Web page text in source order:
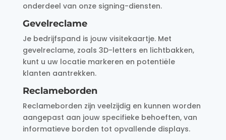
onderdeel van onze signing-diensten.
Gevelreclame
Je bedrijfspand is jouw visitekaartje. Met
gevelreclame, zoals 3D-letters en lichtbakken,
kunt u uw locatie markeren en potentiële
klanten aantrekken.
Reclameborden
Reclameborden zijn veelzijdig en kunnen worden
aangepast aan jouw specifieke behoeften, van
informatieve borden tot opvallende displays.